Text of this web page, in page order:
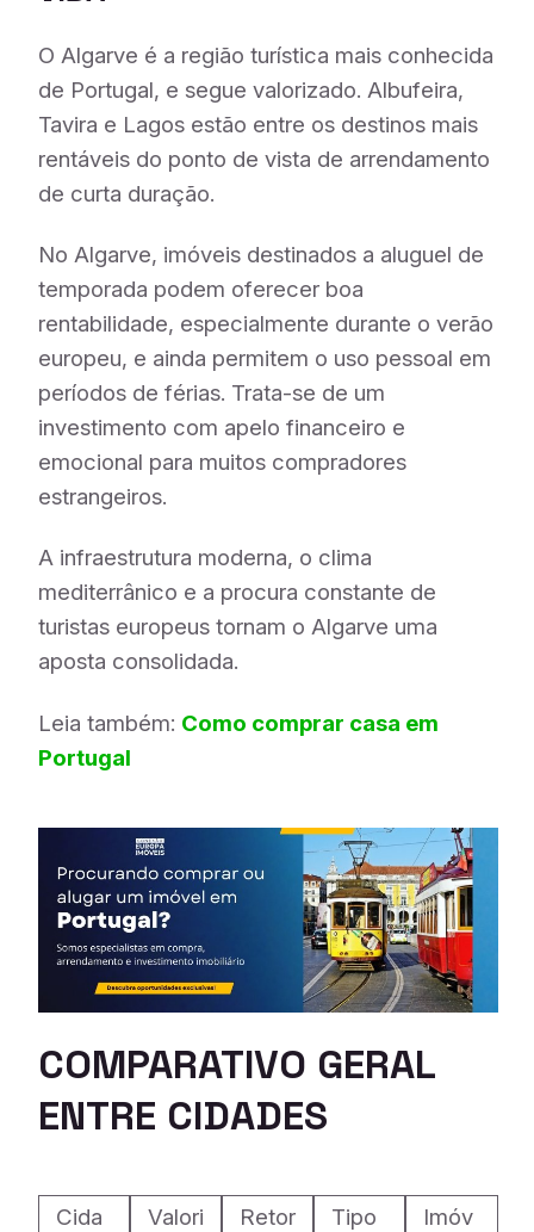
O Algarve é a região turística mais conhecida
de Portugal, e segue valorizado. Albufeira,
Tavira e Lagos estão entre os destinos mais
rentáveis do ponto de vista de arrendamento
de curta duração.
No Algarve, imóveis destinados a aluguel de
temporada podem oferecer boa
rentabilidade, especialmente durante o verão
europeu, e ainda permitem o uso pessoal em
períodos de férias. Trata-se de um
investimento com apelo financeiro e
emocional para muitos compradores
estrangeiros.
A infraestrutura moderna, o clima
mediterrânico e a procura constante de
turistas europeus tornam o Algarve uma
aposta consolidada.
Leia também: Como comprar casa em
Portugal
COMPARATIVO GERAL
ENTRE CIDADES
Cida
Valori
Retor
Tipo
Imóv